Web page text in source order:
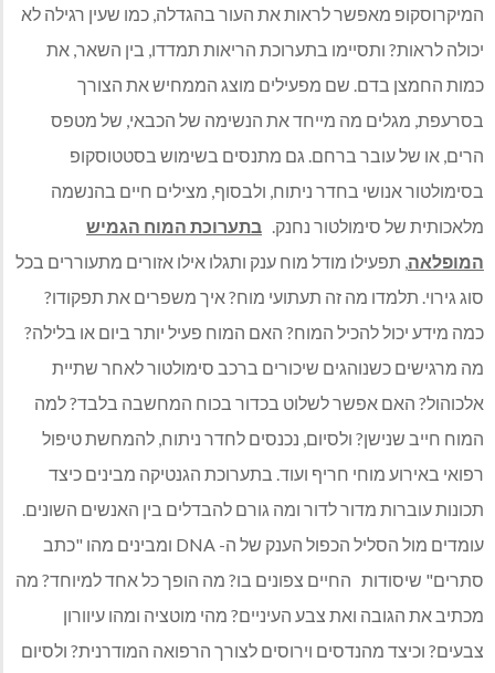
המיקרוסקופ מאפשר לראות את העור בהגדלה, כמו שעין רגילה לא
יכולה לראות? ותסיימו בתערוכת הריאות תמדדו, בין השאר, את
כמות החמצן בדם. שם מפעילים מוצג הממחיש את הצורך
בסרעפת, מגלים מה מייחד את הנשימה של הכבאי, של מטפס
הרים, או של עובר ברחם. גם מתנסים בשימוש בסטטוסקופ
בסימולטור אנושי בחדר ניתוח, ולבסוף, מצילים חיים בהנשמה
מלאכותית של סימולטור נחנק. בתערוכת המוח הגמיש
המופלאה, תפעילו מודל מוח ענק ותגלו אילו אזורים מתעוררים בכל
סוג גירוי. תלמדו מה זה תעתועי מוח? איך משפרים את תפקודו?
כמה מידע יכול להכיל המוח? האם המוח פעיל יותר ביום או בלילה?
מה מרגישים כשנוהגים שיכורים ברכב סימולטור לאחר שתיית
אלכוהול? האם אפשר לשלוט בכדור בכוח המחשבה בלבד? למה
המוח חייב שנישן? ולסיום, נכנסים לחדר ניתוח, להמחשת טיפול
רפואי באירוע מוחי חריף ועוד. בתערוכת הגנטיקה מבינים כיצד
תכונות עוברות מדור לדור ומה גורם להבדלים בין האנשים השונים.
עומדים מול הסליל הכפול הענק של ה- DNA ומבינים מהו "כתב
סתרים" שיסודות החיים צפונים בו? מה הופך כל אחד למיוחד? מה
מכתיב את הגובה ואת צבע העיניים? מהי מוטציה ומהו עיוורון
צבעים? וכיצד מהנדסים וירוסים לצורך הרפואה המודרנית? ולסיום